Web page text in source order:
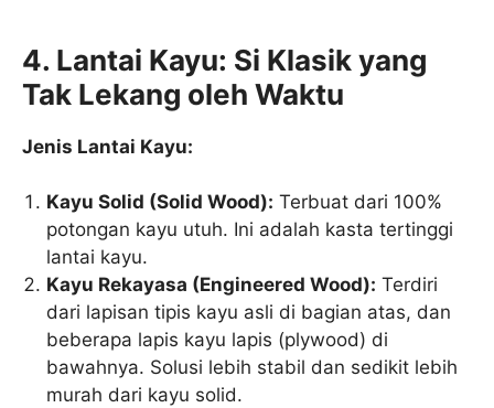
4. Lantai Kayu: Si Klasik yang
Tak Lekang oleh Waktu
Jenis Lantai Kayu:
Kayu Solid (Solid Wood): Terbuat dari 100%
potongan kayu utuh. Ini adalah kasta tertinggi
lantai kayu.
Kayu Rekayasa (Engineered Wood): Terdiri
dari lapisan tipis kayu asli di bagian atas, dan
beberapa lapis kayu lapis (plywood) di
bawahnya. Solusi lebih stabil dan sedikit lebih
murah dari kayu solid.